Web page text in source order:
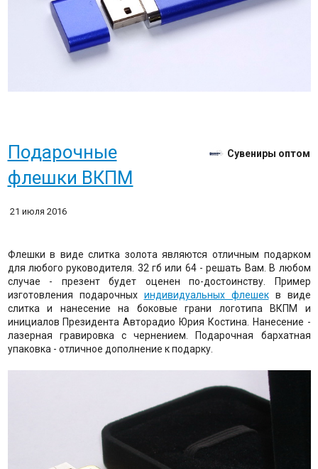
Подарочные
флешки ВКПМ
Сувениры оптом
21 июля 2016
Флешки в виде слитка золота являются отличным подарком
для любого руководителя. 32 гб или 64 - решать Вам. В любом
случае - презент будет оценен по-достоинству. Пример
изготовления подарочных индивидуальных флешекв виде
слитка и нанесение на боковые грани логотипа ВКПМ и
инициалов Президента Авторадио Юрия Костина. Нанесение -
лазерная гравировка с чернением. Подарочная бархатная
упаковка - отличное дополнение к подарку.